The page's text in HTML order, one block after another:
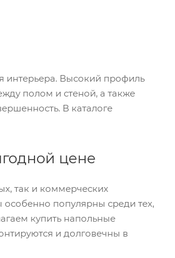
интерьера. Высокий профиль
полом и стеной, а также
В каталоге
цене
так и коммерческих
особенно популярны среди тех,
купить напольные
и долговечны в